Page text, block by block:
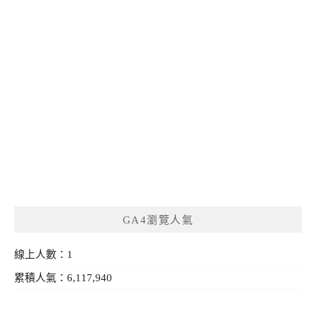
GA4瀏覽人氣
線上人數：1
累積人氣：6,117,940